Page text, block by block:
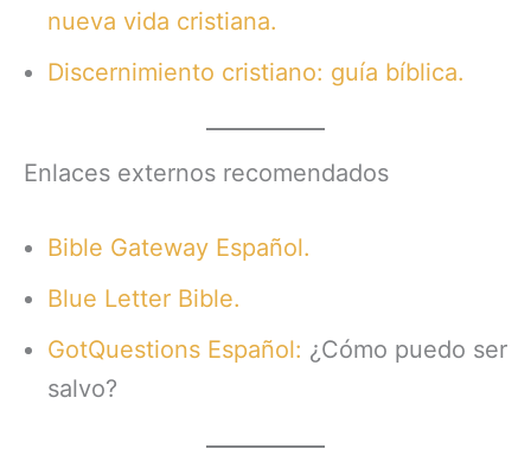
nueva vida cristiana.
Discernimiento cristiano: guía bíblica.
Enlaces externos recomendados
Bible Gateway Español.
Blue Letter Bible.
GotQuestions Español: ¿Cómo puedo ser
salvo?